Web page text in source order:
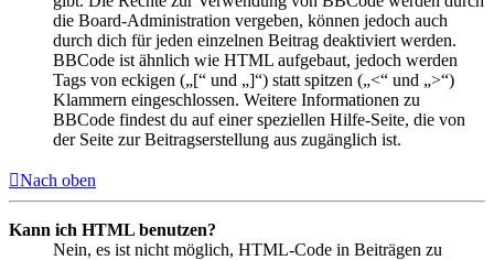
die Board-Administration vergeben, können jedoch auch
durch dich für jeden einzelnen Beitrag deaktiviert werden.
BBCode ist ähnlich wie HTML aufgebaut, jedoch werden
Tags von eckigen („[“ und „]“) statt spitzen („<“ und „>“)
Klammern eingeschlossen. Weitere Informationen zu
BBCode findest du auf einer speziellen Hilfe-Seite, die von
der Seite zur Beitragserstellung aus zugänglich ist.
Nach oben
Kann ich HTML benutzen?
Nein, es ist nicht möglich, HTML-Code in Beiträgen zu